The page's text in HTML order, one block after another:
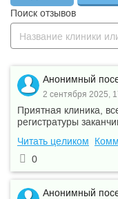
Поиск отзывов
Анонимный
2 сентября 2025,
Приятная клиника,
регистратуры
Читать целиком
0
Анонимный